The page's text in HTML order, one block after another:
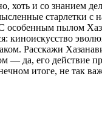
и со знанием
старлетки
пылом
киноискусство
Расскажи
да, его действие
итоге, не так